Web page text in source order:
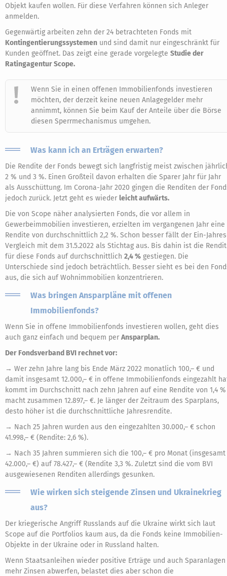
Objekt kaufen wollen. Für diese Verfahren können sich Anleger
anmelden.
Gegenwärtig arbeiten zehn der 24 betrachteten Fonds mit
Kontingentierungssystemen und sind damit nur eingeschränkt für
Kunden geöffnet. Das zeigt eine gerade vorgelegte Studie der
Ratingagentur Scope.
Wenn Sie in einen offenen Immobilienfonds investieren
möchten, der derzeit keine neuen Anlagegelder mehr
annimmt, können Sie beim Kauf der Anteile über die Börse
diesen Sperrmechanismus umgehen.
Was kann ich an Erträgen erwarten?
Die Rendite der Fonds bewegt sich langfristig meist zwischen
2 % und 3 %. Einen Großteil davon erhalten die Sparer Jahr für Jahr
als Ausschüttung. Im Corona-Jahr 2020 gingen die Renditen der
jedoch zurück. Jetzt geht es wieder leicht aufwärts.
Die von Scope näher analysierten Fonds, die vor allem in
Gewerbeimmobilien investieren, erzielten im vergangenen Jahr eine
Rendite von durchschnittlich 2,2 %. Schon besser fällt der Ein-
Vergleich mit dem 31.5.2022 als Stichtag aus. Bis dahin ist die
für diese Fonds auf durchschnittlich 2,4 % gestiegen. Die
Unterschiede sind jedoch beträchtlich. Besser sieht es bei den
aus, die sich auf Wohnimmobilien konzentrieren.
Was bringen Ansparpläne mit offenen
Immobilienfonds?
Wenn Sie in offene Immobilienfonds investieren wollen, geht dies
auch ganz einfach und bequem per Ansparplan.
Der Fondsverband BVI rechnet vor:
→ Wer zehn Jahre lang bis Ende März 2022 monatlich 100,– € und
damit insgesamt 12. 000,– € in offene Immobilienfonds eingezahlt
kommt im Durchschnitt nach zehn Jahren auf eine Rendite von 1,4 %
macht zusammen 12.897,– €. Je länger der Zeitraum des Sparplans,
desto höher ist die durchschnittliche Jahresrendite.
→ Nach 25 Jahren wurden aus den eingezahlten 30.000,– € schon
41.998,– € (Rendite: 2,6 %).
→ Nach 35 Jahren summieren sich die 100,– € pro Monat (insgesamt
42.000,– €) auf 78.427,– € (Rendite 3,3 %. Zuletzt sind die vom BVI
ausgewiesenen Renditen allerdings gesunken.
Wie wirken sich steigende Zinsen und Ukrainekrieg
aus?
Der kriegerische Angriff Russlands auf die Ukraine wirkt sich laut
Scope auf die Portfolios kaum aus, da die Fonds keine Immobilien-
Objekte in der Ukraine oder in Russland halten.
Wenn Staatsanleihen wieder positive Erträge und auch Sparanlagen
mehr Zinsen abwerfen, belastet dies aber schon die